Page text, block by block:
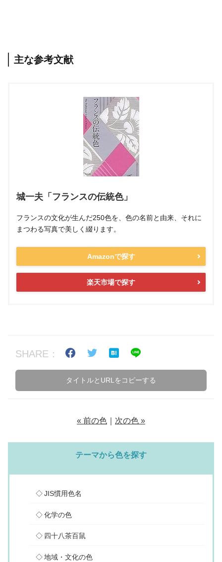
主な参考文献
城一夫「フランスの伝統色」
フランスの文化が生んだ250色を、色の名前と由来、それに
まつわる写真で美しく綴ります。
Amazonで探す
楽天市場で探す
SHARE：
タイトルとURLをコピーする
« 前の色 次の色 »
テーマから色を探す
JIS慣用色名
化学の色
四十八茶百鼠
地域・文化の色